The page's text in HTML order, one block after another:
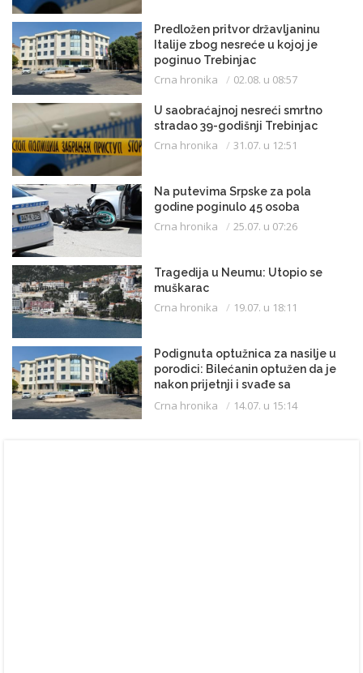
Predložen pritvor državljaninu
Italije zbog nesreće u kojoj je
poginuo Trebinjac
Crna hronika 02.08. u 08:57
U saobraćajnoj nesreći smrtno
stradao 39-godišnji Trebinjac
Crna hronika 31.07. u 12:51
Na putevima Srpske za pola
godine poginulo 45 osoba
Crna hronika 25.07. u 07:26
Tragedija u Neumu: Utopio se
muškarac
Crna hronika 19.07. u 18:11
Podignuta optužnica za nasilje u
porodici: Bilećanin optužen da je
nakon prijetnji i svađe sa
partnerkom zapalio kuću
Crna hronika 14.07. u 15:14